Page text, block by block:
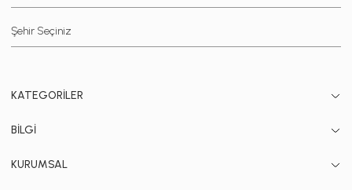
KATEGORİLER
BİLGİ
KURUMSAL